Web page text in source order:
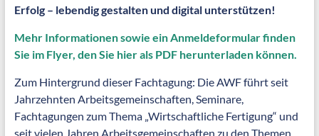
Erfolg – lebendig gestalten und digital unterstützen!
Mehr Informationen sowie ein Anmeldeformular finden
Sie im Flyer, den Sie hier als PDF herunterladen können.
Zum Hintergrund dieser Fachtagung: Die AWF führt seit
Jahrzehnten Arbeitsgemeinschaften, Seminare,
Fachtagungen zum Thema „Wirtschaftliche Fertigung“ und
seit vielen Jahren Arbeitsgemeinschaften zu den Themen